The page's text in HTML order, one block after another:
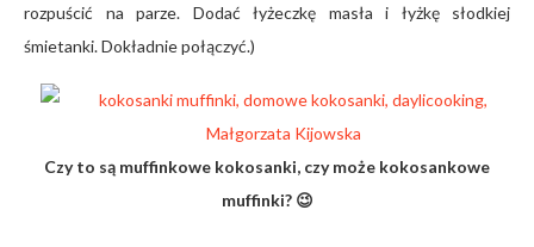
rozpuścić na parze. Dodać łyżeczkę masła i łyżkę słodkiej
śmietanki. Dokładnie połączyć.)
Czy to są muffinkowe kokosanki, czy może kokosankowe
muffinki? 😉